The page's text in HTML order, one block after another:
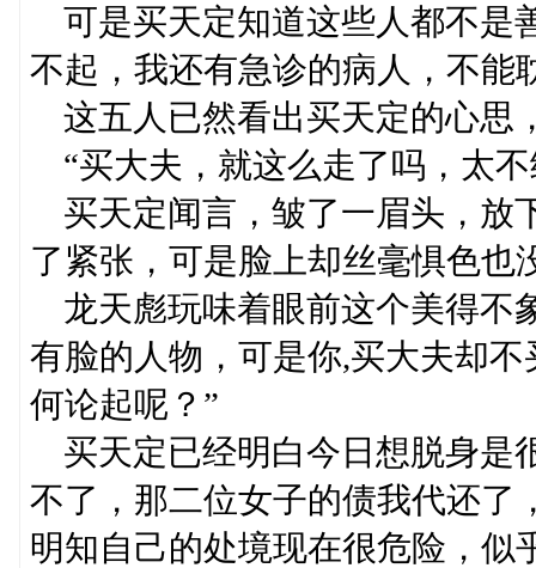
可是买天定知道这些人都不是
不起，我还有急诊的病人，不能
这五人已然看出买天定的心思
“买大夫，就这么走了吗，太不
买天定闻言，皱了一眉头，放
了紧张，可是脸上却丝毫惧色也
龙天彪玩味着眼前这个美得不
有脸的人物，可是你,买大夫却
何论起呢？”
买天定已经明白今日想脱身是
不了，那二位女子的债我代还了
明知自己的处境现在很危险，似